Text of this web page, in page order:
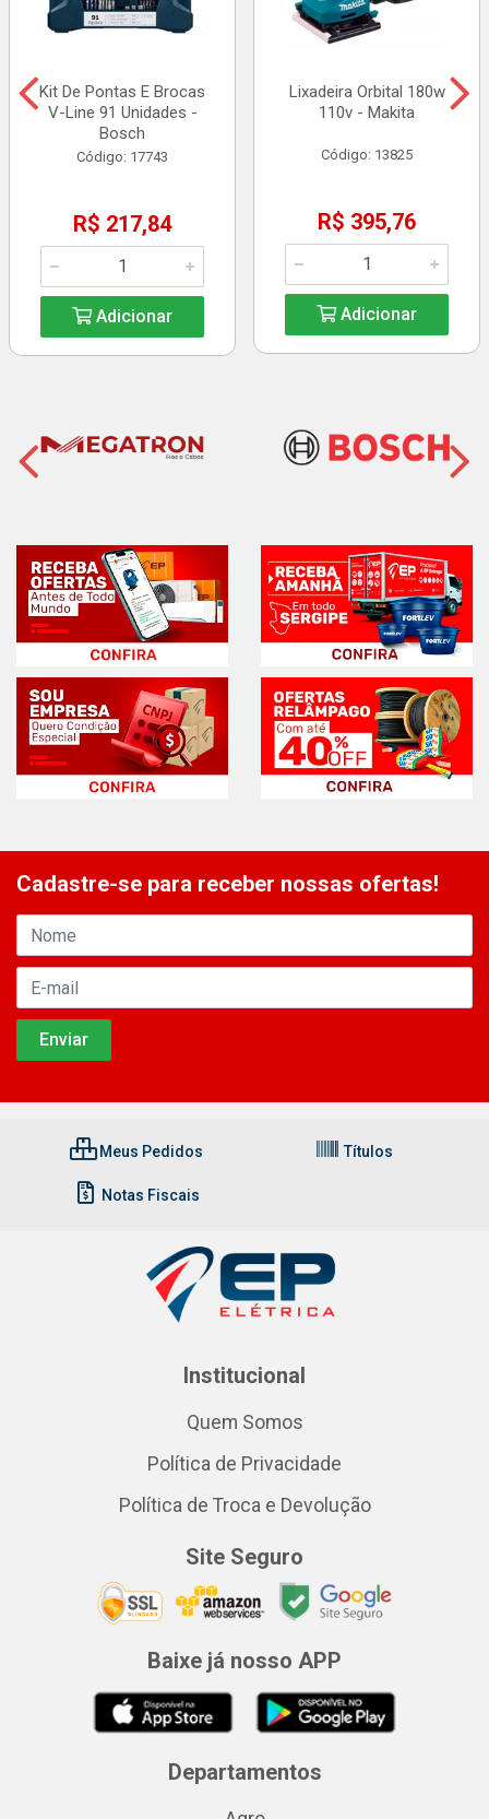
Kit De Pontas E Brocas
V-Line 91 Unidades -
Bosch
Código: 17743
R$ 217,84
Adicionar
Lixadeira Orbital 180w
110v - Makita
Código: 13825
R$ 395,76
Adicionar
Cadastre-se para receber nossas ofertas!
Meus Pedidos Títulos
Notas Fiscais
Institucional
Quem Somos
Política de Privacidade
Política de Troca e Devolução
Site Seguro
Baixe já nosso APP
Departamentos